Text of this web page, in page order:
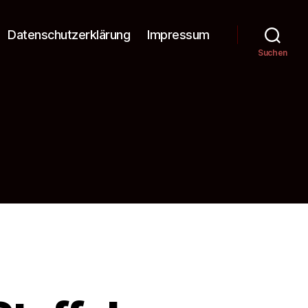
Datenschutzerklärung Impressum
Suchen